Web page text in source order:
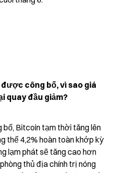
được công bố, vì sao giá
quay đầu giảm?
bố, Bitcoin tạm thời tăng lên
thể 4,2% hoàn toàn khớp kỳ
lạm phát sẽ tăng cao hơn
thủ địa chính trị nóng